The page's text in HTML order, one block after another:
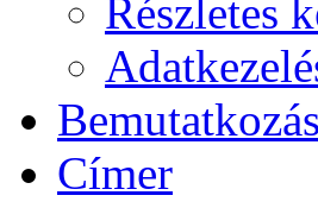
Részletes
Bemutatkozás
Címer